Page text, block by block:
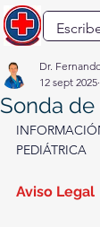
Sonda
Dr.
12 sept 2025
PEDIÁTRICA
Aviso Legal